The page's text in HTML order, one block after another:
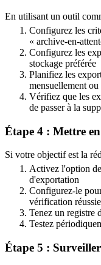
En utilisant un outil
Configurez les
« archive-en-
Configurez les
stockage préférée
Planifiez les
mensuellement
Vérifiez que les
de passer à la
Étape 4 : Mettre
Si votre objectif est la
Activez l'option
d'exportation
Configurez-le
vérification
Tenez un registre
Testez
Étape 5 :